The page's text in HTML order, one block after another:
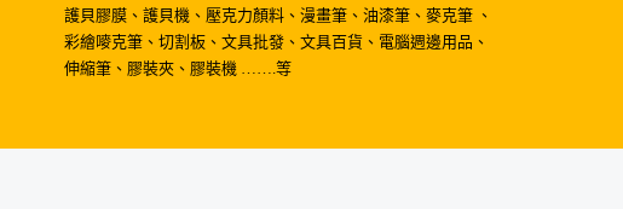
護貝膠膜、護貝機、壓克力顏料、漫畫筆、油漆筆、麥克筆 、
彩繪嘜克筆、切割板、文具批發、文具百貨、電腦週邊用品、
伸縮筆、膠裝夾、膠裝機 …….等